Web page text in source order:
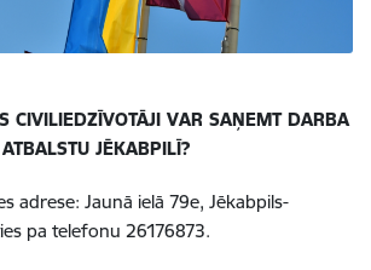
CIVILIEDZĪVOTĀJI VAR SAŅEMT DARBA
JĒKABPILĪ?
adrese: Jaunā ielā 79e, Jēkabpils-
pa telefonu 26176873.